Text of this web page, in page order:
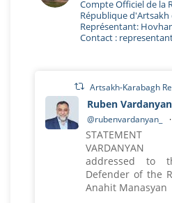
Compte Officiel de la
République
Représentant:
Contact :
Artsakh-Karabagh
Ruben Vardanyan
@rubenvardanyan_ ·
VARDANYAN
addressed to
Defender of the
Anahit Manasyan